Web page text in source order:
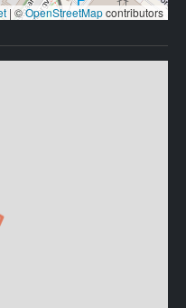
| ©OpenStreetMapcontributors